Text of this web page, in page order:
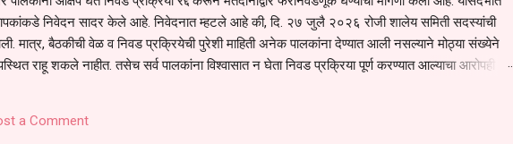
निवेदन सादर केले आहे. निवेदनात म्हटले आहे की, दि. २७ जुलै २०२६ रोजी शालेय समिती सदस्यांची
मात्र, बैठकीची वेळ व निवड प्रक्रियेची पुरेशी माहिती अनेक पालकांना देण्यात आली नसल्याने मोठ्या संख्येने
राहू शकले नाहीत. तसेच सर्व पालकांना विश्वासात न घेता निवड प्रक्रिया पूर्ण करण्यात आल्याचा आरोपही
घेण्यात यावी, अशी मागणी पालकांनी केली आहे. या निवेदनाच्या प्रती जिल्हा शिक्षण अधिकारी (प्राथमिक),
शिक्षण अधिकारी, परतूर यांनाही पाठविण्यात आल्या असून प्रशासन याबाबत काय निर्णय घेते, याकडे पालकांचे
a Comment